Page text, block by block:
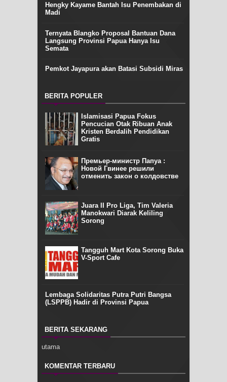
Hengky Kayame Bantah Isu Penembakan di
Madi
Ternyata Blangko Proposal Bantuan Dana
Langsung Provinsi Papua Hanya Isu
Semata
Pemkot Jayapura akan Batasi Subsidi Miras
BERITA POPULER
Islamisasi Papua Fokus
Pencucian Otak Ribuan Anak
Kristen Berdalih Pendidikan
Gratis
Премьер-министр Папуа :
Новой Гвинее решили
отменить закон о колдовстве
Juara II Pro Liga, Tim Valeria
Manokwari Diarak Keliling
Sorong
Tangguh Mart Kota Sorong Buka
V-Sport Cafe
Lembaga Solidaritas Putra Putri Bangsa
(LSPPB) Hadir di Provinsi Papua
BERITA SEKARANG
utama
KOMENTAR TERBARU